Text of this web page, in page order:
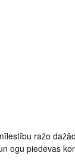
ražo
ogu piedevas